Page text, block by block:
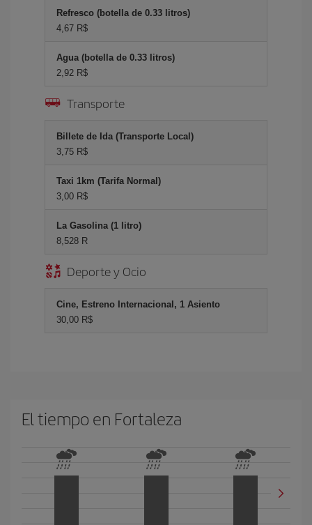
Refresco (botella de 0.33 litros)
4,67 R$
Agua (botella de 0.33 litros)
2,92 R$
Transporte
Billete de Ida (Transporte Local)
3,75 R$
Taxi 1km (Tarifa Normal)
3,00 R$
La Gasolina (1 litro)
8,528 R
Deporte y Ocio
Cine, Estreno Internacional, 1 Asiento
30,00 R$
El tiempo en Fortaleza